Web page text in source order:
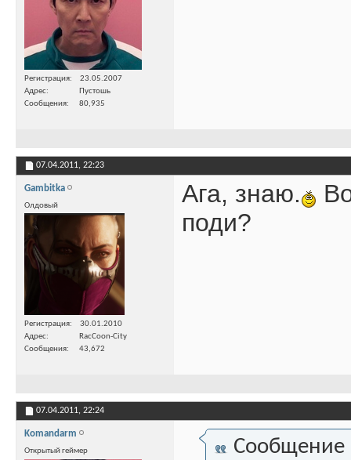
Регистрация
23.05.2007
Адрес
Пустошь
Сообщения
80,935
07.04.2011, 22:23
Gambitka
Олдовый
Регистрация
30.01.2010
Адрес
RacCoon-City
Сообщения
43,672
Ага, знаю.
поди?
07.04.2011, 22:24
Komandarm
Открытый геймер Сообщение